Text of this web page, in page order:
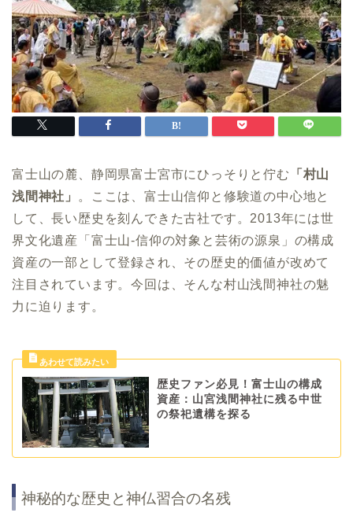
富士山の麓、静岡県富士宮市にひっそりと佇む
「村山
浅間神社」
。ここは、富士山信仰と修験道の中心地と
して、長い歴史を刻んできた古社です。2013年には世
界文化遺産「富士山-信仰の対象と芸術の源泉」の構成
資産の一部として登録され、その歴史的価値が改めて
注目されています。今回は、そんな村山浅間神社の魅
力に迫ります。
歴史ファン必見！富士山の構成
資産：山宮浅間神社に残る中世
の祭祀遺構を探る
神秘的な歴史と神仏習合の名残